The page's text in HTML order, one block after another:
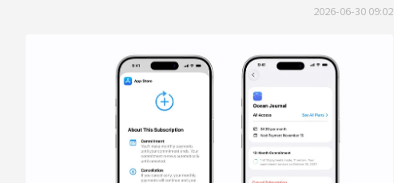
2026-06-30 09:02